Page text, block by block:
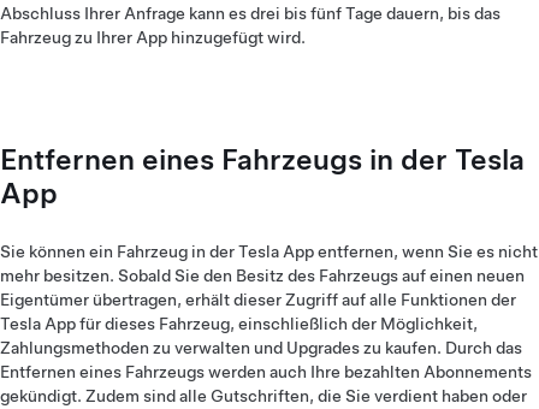
Abschluss Ihrer Anfrage kann es drei bis fünf Tage dauern, bis das
Fahrzeug zu Ihrer App hinzugefügt wird.
Entfernen eines Fahrzeugs in der Tesla
App
Sie können ein Fahrzeug in der Tesla App entfernen, wenn Sie es nicht
mehr besitzen. Sobald Sie den Besitz des Fahrzeugs auf einen neuen
Eigentümer übertragen, erhält dieser Zugriff auf alle Funktionen der
Tesla App für dieses Fahrzeug, einschließlich der Möglichkeit,
Zahlungsmethoden zu verwalten und Upgrades zu kaufen. Durch das
Entfernen eines Fahrzeugs werden auch Ihre bezahlten Abonnements
gekündigt. Zudem sind alle Gutschriften, die Sie verdient haben oder